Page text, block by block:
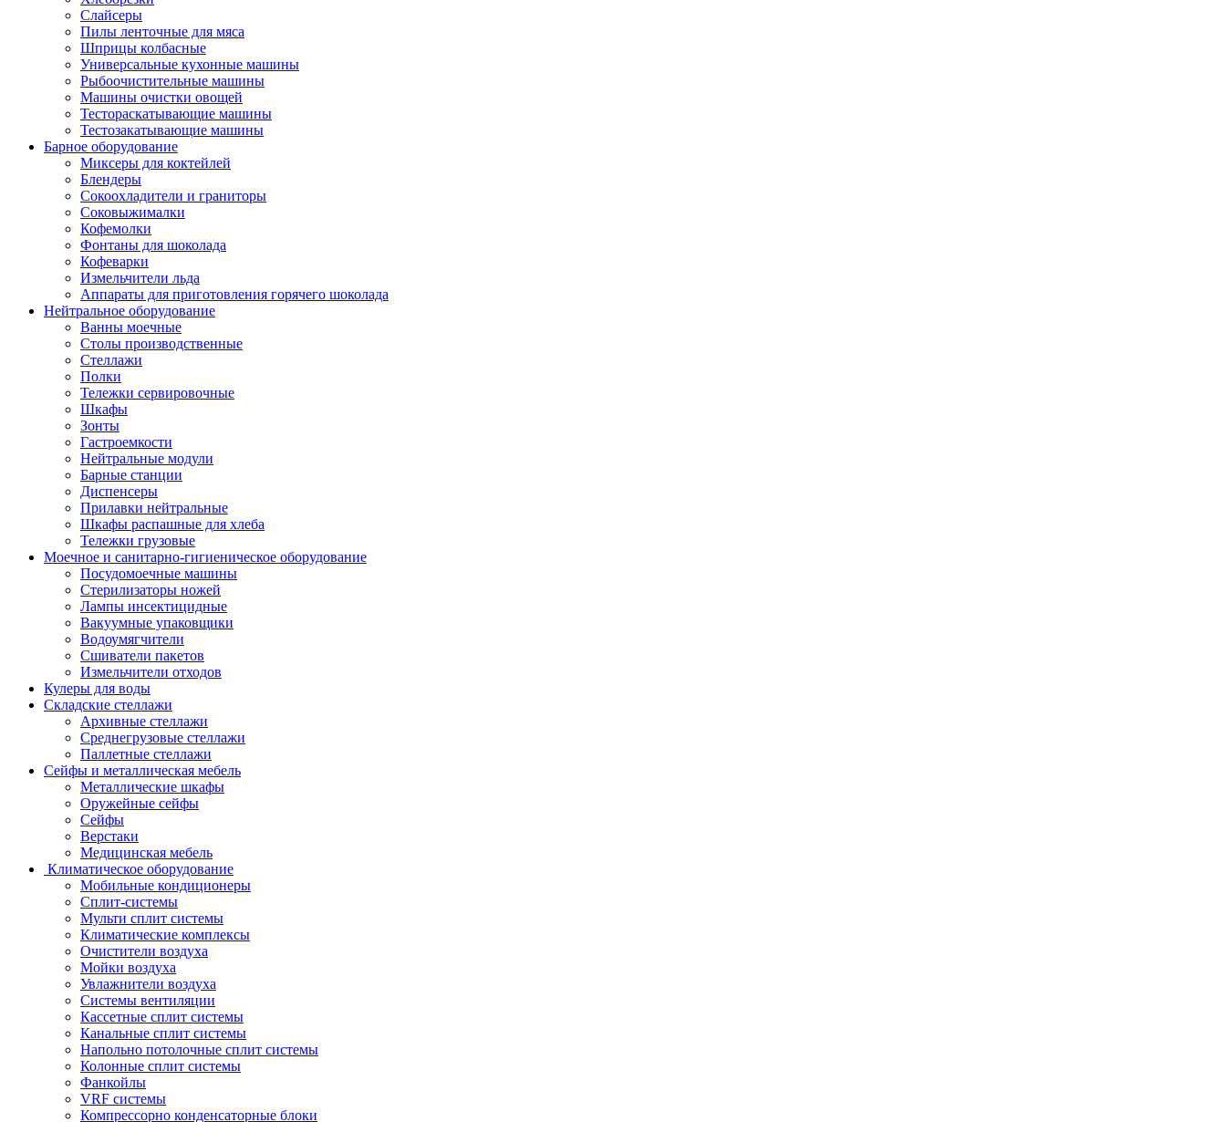
Слайсеры
Пилы ленточные для мяса
Шприцы колбасные
Универсальные кухонные машины
Рыбоочистительные машины
Машины очистки овощей
Тестораскатывающие машины
Тестозакатывающие машины
Барное оборудование
Миксеры для коктейлей
Блендеры
Сокоохладители и граниторы
Соковыжималки
Кофемолки
Фонтаны для шоколада
Кофеварки
Измельчители льда
Аппараты для приготовления горячего шоколада
Нейтральное оборудование
Ванны моечные
Столы производственные
Стеллажи
Полки
Тележки сервировочные
Шкафы
Зонты
Гастроемкости
Нейтральные модули
Барные станции
Диспенсеры
Прилавки нейтральные
Шкафы распашные для хлеба
Тележки грузовые
Моечное и санитарно-гигиеническое оборудование
Посудомоечные машины
Стерилизаторы ножей
Лампы инсектицидные
Вакуумные упаковщики
Водоумягчители
Сшиватели пакетов
Измельчители отходов
Кулеры для воды
Складские стеллажи
Архивные стеллажи
Среднегрузовые стеллажи
Паллетные стеллажи
Сейфы и металлическая мебель
Металлические шкафы
Оружейные сейфы
Сейфы
Верстаки
Медицинская мебель
Климатическое оборудование
Мобильные кондиционеры
Сплит-системы
Мульти сплит системы
Климатические комплексы
Очистители воздуха
Мойки воздуха
Увлажнители воздуха
Системы вентиляции
Кассетные сплит системы
Канальные сплит системы
Напольно потолочные сплит системы
Колонные сплит системы
Фанкойлы
VRF системы
Компрессорно конденсаторные блоки